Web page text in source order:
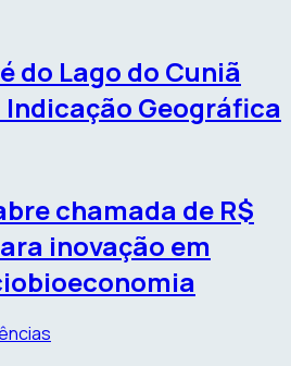
do Lago do Cuniã
Geográfica
chamada de R$
inovação em